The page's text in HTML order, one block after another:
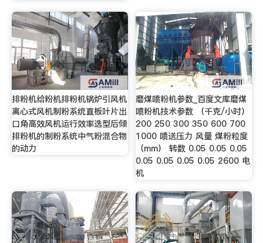
排粉机给粉机排粉机锅炉引风机
离心式风机制粉系统直板叶片出
口角高效风机运行效率选型后倾
排粉机的制粉系统中气粉混合物
的动力
磨煤喷粉机参数_百度文库磨煤
喷粉机技术参数 （千克/小时）
200 250 300 350 600 700
1000 喷送压力 风量 煤粉粒度
（mm） 转数 0.05 0.05 0.05
0.05 0.05 0.05 0.05 2600 电
机